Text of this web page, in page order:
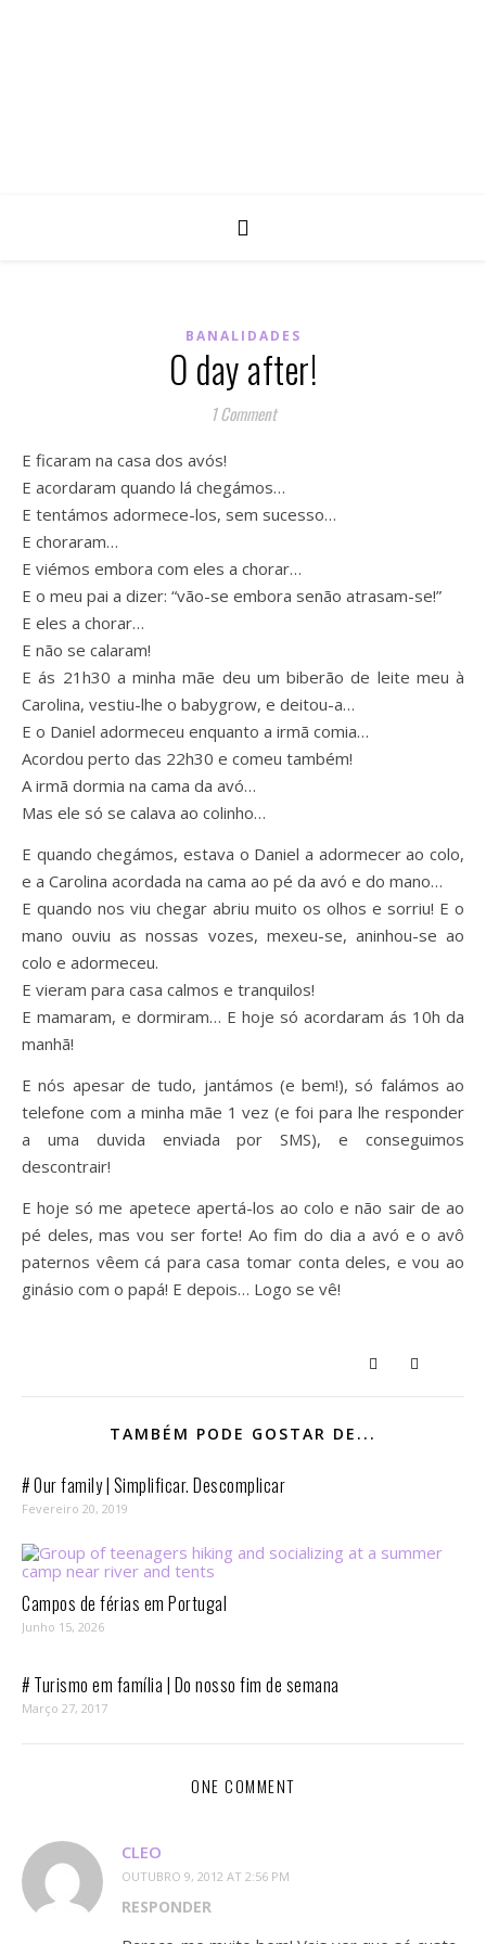
BANALIDADES
O day after!
1 Comment
E ficaram na casa dos avós!
E acordaram quando lá chegámos…
E tentámos adormece-los, sem sucesso…
E choraram…
E viémos embora com eles a chorar…
E o meu pai a dizer: “vão-se embora senão atrasam-se!”
E eles a chorar…
E não se calaram!
E ás 21h30 a minha mãe deu um biberão de leite meu à
Carolina, vestiu-lhe o babygrow, e deitou-a…
E o Daniel adormeceu enquanto a irmã comia…
Acordou perto das 22h30 e comeu também!
A irmã dormia na cama da avó…
Mas ele só se calava ao colinho…
E quando chegámos, estava o Daniel a adormecer ao colo,
e a Carolina acordada na cama ao pé da avó e do mano…
E quando nos viu chegar abriu muito os olhos e sorriu! E o
mano ouviu as nossas vozes, mexeu-se, aninhou-se ao
colo e adormeceu.
E vieram para casa calmos e tranquilos!
E mamaram, e dormiram… E hoje só acordaram ás 10h da
manhã!
E nós apesar de tudo, jantámos (e bem!), só falámos ao
telefone com a minha mãe 1 vez (e foi para lhe responder
a uma duvida enviada por SMS), e conseguimos
descontrair!
E hoje só me apetece apertá-los ao colo e não sair de ao
pé deles, mas vou ser forte! Ao fim do dia a avó e o avô
paternos vêem cá para casa tomar conta deles, e vou ao
ginásio com o papá! E depois… Logo se vê!
TAMBÉM PODE GOSTAR DE...
# Our family | Simplificar. Descomplicar
Fevereiro 20, 2019
Campos de férias em Portugal
Junho 15, 2026
# Turismo em família | Do nosso fim de semana
Março 27, 2017
ONE COMMENT
CLEO
OUTUBRO 9, 2012 AT 2:56 PM
RESPONDER